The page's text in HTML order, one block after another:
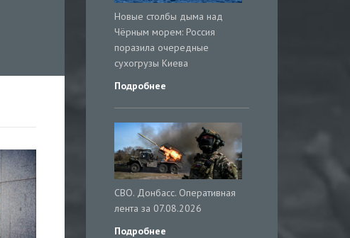
Новые столбы дыма над
Чёрным морем: Россия
поразила очередные
сухогрузы Киева
Подробнее
СВО. Донбасс. Оперативная
лента за 07.08.2026
Подробнее